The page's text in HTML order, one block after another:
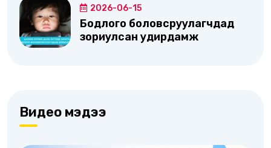
2026-06-15
Бодлого боловсруулагчдад
зориулсан удирдамж
Видео мэдээ